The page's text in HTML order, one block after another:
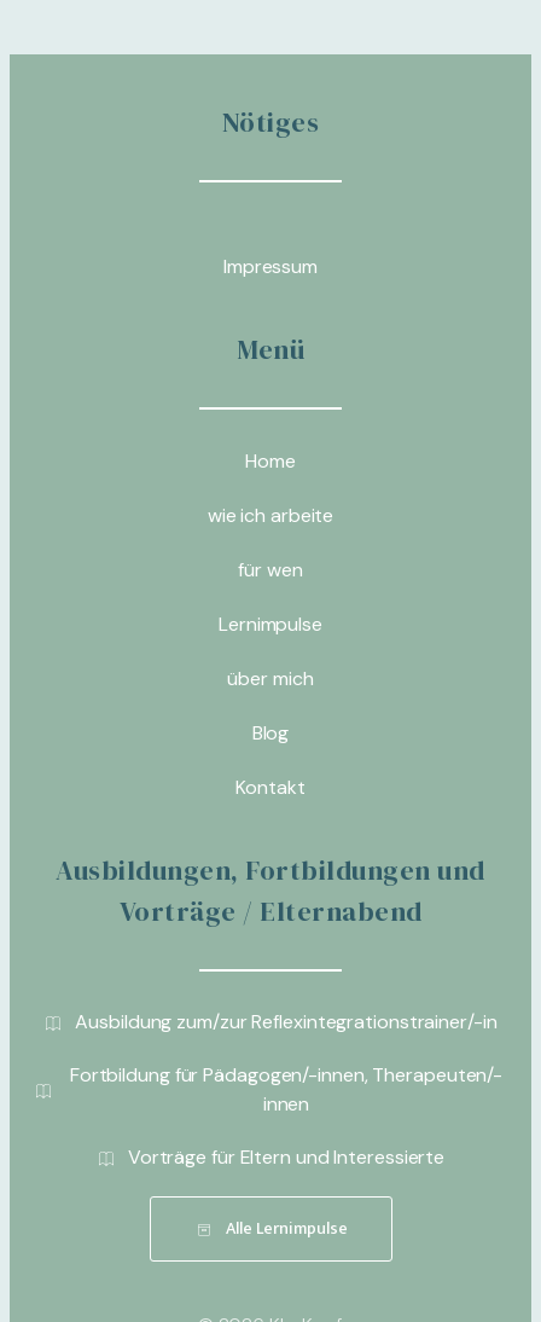
Nötiges
Impressum
Menü
Home
wie ich arbeite
für wen
Lernimpulse
über mich
Blog
Kontakt
Ausbildungen, Fortbildungen und
Vorträge / Elternabend
Ausbildung zum/zur Reflexintegrationstrainer/-in
Fortbildung für Pädagogen/-innen, Therapeuten/-
innen
Vorträge für Eltern und Interessierte
Alle Lernimpulse